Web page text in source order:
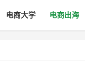
电商大学 电商出海